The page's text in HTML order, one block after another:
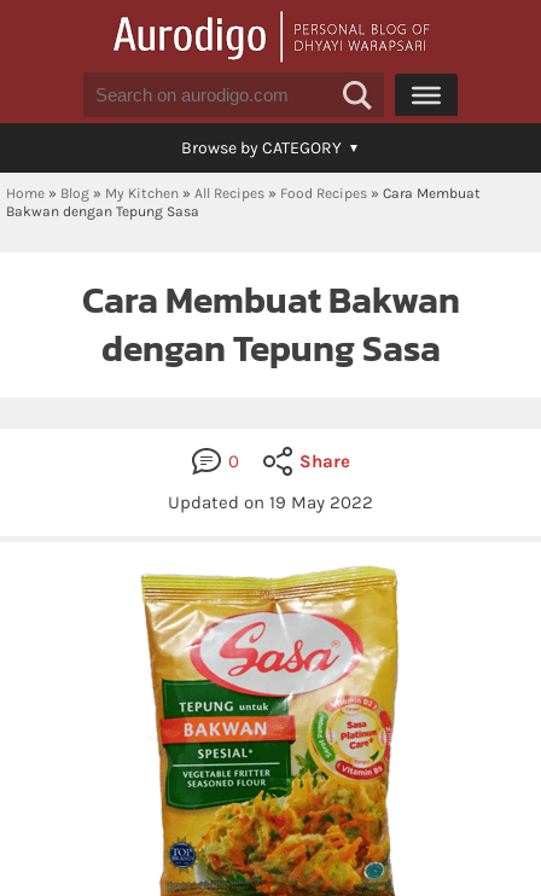
Browse by CATEGORY
Home » Blog » My Kitchen » All Recipes » Food Recipes » Cara Membuat
Bakwan dengan Tepung Sasa
Cara Membuat Bakwan
dengan Tepung Sasa
0
Share
Updated on 19 May 2022